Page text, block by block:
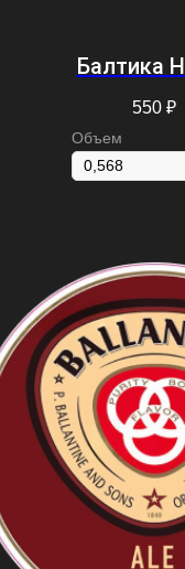
Балтика
550 ₽
Объем